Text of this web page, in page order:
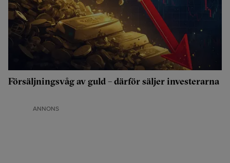
Försäljningsvåg av guld – därför säljer investerarna
ANNONS